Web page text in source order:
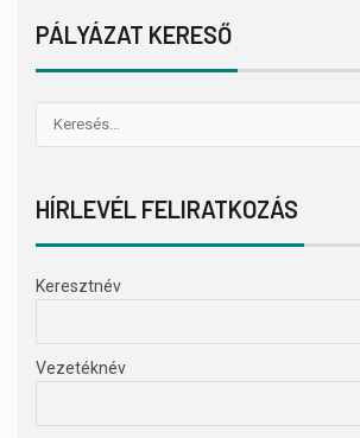
PÁLYÁZAT KERESŐ
HÍRLEVÉL FELIRATKOZÁS
Keresztnév
Vezetéknév